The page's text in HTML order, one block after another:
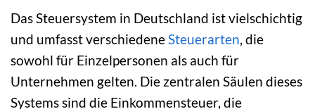
Das Steuersystem in Deutschland ist vielschichtig
und umfasst verschiedeneSteuerarten, die
sowohl für Einzelpersonen als auch für
Unternehmen gelten. Die zentralen Säulen dieses
Systems sind die Einkommensteuer, die